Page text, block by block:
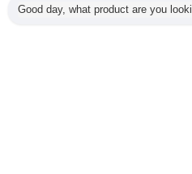
Good day, what product are you